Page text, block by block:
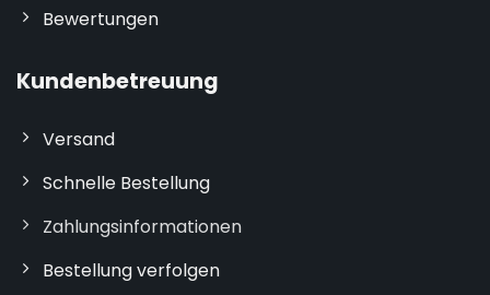
Bewertungen
Kundenbetreuung
Versand
Schnelle Bestellung
Zahlungsinformationen
Bestellung verfolgen